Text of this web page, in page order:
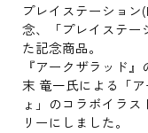
プレイステーション
念、「プレイステー
た記念商品。
『アークザラッド
末 竜一氏による「
ょ」のコラボイラス
リーにしました。